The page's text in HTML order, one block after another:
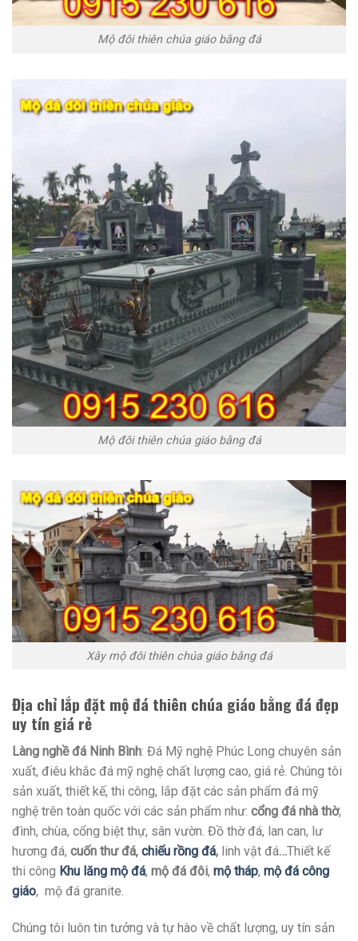
Mộ đôi thiên chúa giáo bằng đá
Mộ đôi thiên chúa giáo bằng đá
Xây mộ đôi thiên chúa giáo bằng đá
Địa chỉ lắp đặt mộ đá thiên chúa giáo bằng đá đẹp
uy tín giá rẻ
Làng nghề đá Ninh Bình: Đá Mỹ nghệ Phúc Long chuyên sản
xuất, điêu khắc đá mỹ nghệ chất lượng cao, giá rẻ. Chúng tôi
sản xuất, thiết kế, thi công, lắp đặt các sản phẩm đá mỹ
nghệ trên toàn quốc với các sản phẩm như: cổng đá nhà thờ,
đình, chùa, cổng biệt thự, sân vườn. Đồ thờ đá, lan can, lư
hương đá, cuốn thư đá, chiếu rồng đá, linh vật đá…Thiết kế
thi công Khu lăng mộ đá, mộ đá đôi, mộ tháp, mộ đá công
giáo, mộ đá granite.
Chúng tôi luôn tin tưởng và tự hào về chất lượng, uy tín sản